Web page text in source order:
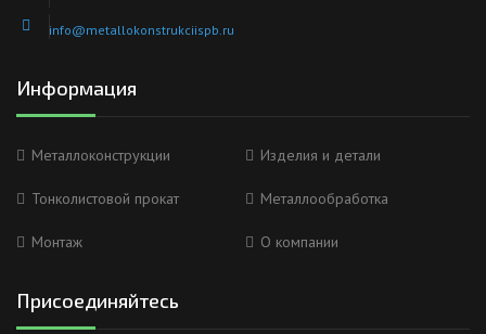
info@metallokonstrukciispb.ru
Информация
Металлоконструкции Изделия и детали
Тонколистовой прокат Металлообработка
Монтаж О компании
Присоединяйтесь